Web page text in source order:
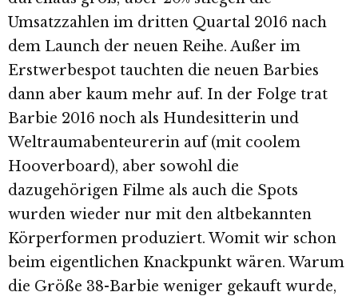
Umsatzzahlen im dritten Quartal 2016 nach
dem Launch der neuen Reihe. Außer im
Erstwerbespot tauchten die neuen Barbies
dann aber kaum mehr auf. In der Folge trat
Barbie 2016 noch als Hundesitterin und
Weltraumabenteurerin auf (mit coolem
Hooverboard), aber sowohl die
dazugehörigen Filme als auch die Spots
wurden wieder nur mit den altbekannten
Körperformen produziert. Womit wir schon
beim eigentlichen Knackpunkt wären. Warum
die Größe 38-Barbie weniger gekauft wurde,